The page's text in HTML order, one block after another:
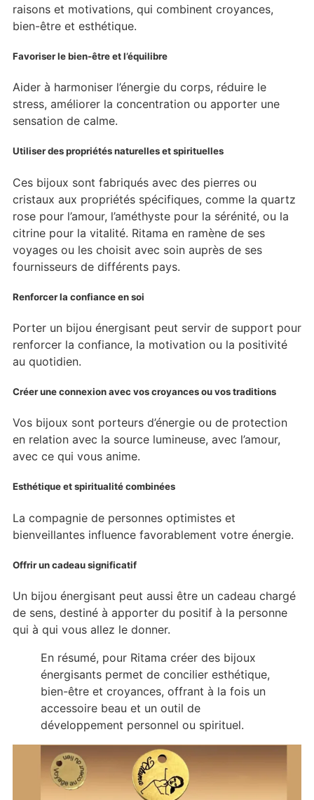
raisons et motivations, qui combinent croyances,
bien-être et esthétique.
Favoriser le bien-être et l’équilibre
Aider à harmoniser l’énergie du corps, réduire le
stress, améliorer la concentration ou apporter une
sensation de calme.
Utiliser des propriétés naturelles et spirituelles
Ces bijoux sont fabriqués avec des pierres ou
cristaux aux propriétés spécifiques, comme la quartz
rose pour l’amour, l’améthyste pour la sérénité, ou la
citrine pour la vitalité. Ritama en ramène de ses
voyages ou les choisit avec soin auprès de ses
fournisseurs de différents pays.
Renforcer la confiance en soi
Porter un bijou énergisant peut servir de support pour
renforcer la confiance, la motivation ou la positivité
au quotidien.
Créer une connexion avec vos croyances ou vos traditions
Vos bijoux sont porteurs d’énergie ou de protection
en relation avec la source lumineuse, avec l’amour,
avec ce qui vous anime.
Esthétique et spiritualité combinées
La compagnie de personnes optimistes et
bienveillantes influence favorablement votre énergie.
Offrir un cadeau significatif
Un bijou énergisant peut aussi être un cadeau chargé
de sens, destiné à apporter du positif à la personne
qui à qui vous allez le donner.
En résumé, pour Ritama créer des bijoux
énergisants permet de concilier esthétique,
bien-être et croyances, offrant à la fois un
accessoire beau et un outil de
développement personnel ou spirituel.